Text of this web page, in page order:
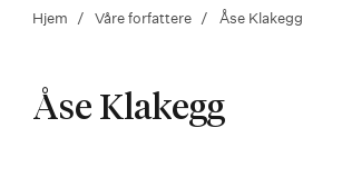
Hjem Våre forfattere Åse Klakegg
Åse Klakegg